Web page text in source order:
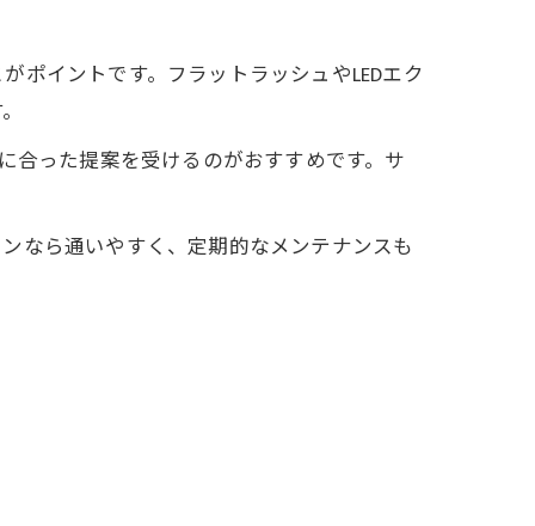
ポイントです。フラットラッシュやLEDエク
合った提案を受けるのがおすすめです。サ
なら通いやすく、定期的なメンテナンスも